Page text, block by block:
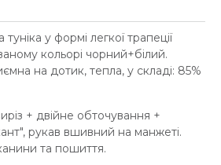
у формі легкої трапеції
кольорі чорний+білий.
на дотик, тепла, у складі: 85%
+ двійне обточування +
рукав вшивний на манжеті.
та пошиття.